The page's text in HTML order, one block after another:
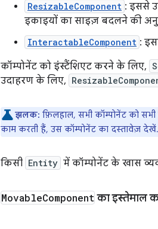
ResizableComponent : इससे
इकाइयों का साइज़ बदलने की
InteractableComponent :
कॉम्पोनेंट को इंस्टैंशिएट करने के लिए,
उदाहरण के लिए,
झलक: फ़िलहाल, सभी कॉम्पोनेंट को
काम करती हैं, उस कॉम्पोनेंट का दस्तावेज़ देखें.
किसी Entity में कॉम्पोनेंट के खास
MovableComponentका इस्तेमाल